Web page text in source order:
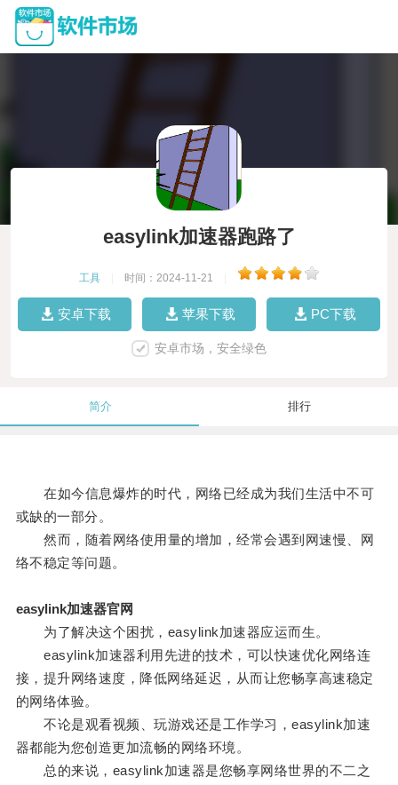
easylink加速器跑路了
工具 时间：2024-11-21
安卓下载 苹果下载 PC下载
安卓市场，安全绿色
简介 排行
在如今信息爆炸的时代，网络已经成为我们生活中不可
或缺的一部分。
然而，随着网络使用量的增加，经常会遇到网速慢、网
络不稳定等问题。
easylink加速器官网
为了解决这个困扰，easylink加速器应运而生。
easylink加速器利用先进的技术，可以快速优化网络连
接，提升网络速度，降低网络延迟，从而让您畅享高速稳定
的网络体验。
不论是观看视频、玩游戏还是工作学习，easylink加速
器都能为您创造更加流畅的网络环境。
总的来说，easylink加速器是您畅享网络世界的不二之